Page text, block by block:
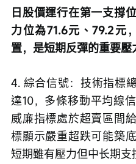
日股價運行在第一支撐
力位為71.6元、79.2元
置，是短期反彈的重要壓
4. 綜合信號：技術指標
達10，多條移動平均線
威廉指標處於超賣區間
標顯示嚴重超跌可能築
短期雖有壓力但中长期支